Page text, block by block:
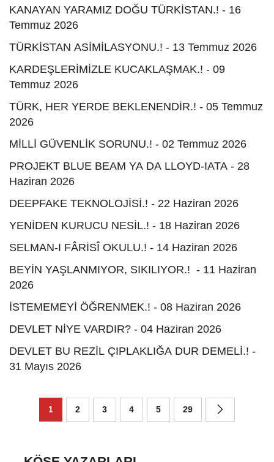
KANAYAN YARAMIZ DOĞU TÜRKİSTAN.! - 16
Temmuz 2026
TÜRKİSTAN ASİMİLASYONU.! - 13 Temmuz 2026
KARDEŞLERİMİZLE KUCAKLAŞMAK.! - 09
Temmuz 2026
TÜRK, HER YERDE BEKLENENDİR.! - 05 Temmuz
2026
MİLLİ GÜVENLİK SORUNU.! - 02 Temmuz 2026
PROJEKT BLUE BEAM YA DA LLOYD-IATA - 28
Haziran 2026
DEEPFAKE TEKNOLOJİSİ.! - 22 Haziran 2026
YENİDEN KURUCU NESİL.! - 18 Haziran 2026
SELMAN-I FÂRİSÎ OKULU.! - 14 Haziran 2026
BEYİN YAŞLANMIYOR, SIKILIYOR.! - 11 Haziran
2026
İSTEMEMEYİ ÖĞRENMEK.! - 08 Haziran 2026
DEVLET NİYE VARDIR? - 04 Haziran 2026
DEVLET BU REZİL ÇIPLAKLIĞA DUR DEMELİ.! -
31 Mayıs 2026
1 2 3 4 5 29